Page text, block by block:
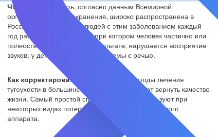
Что это?
Тугоухость, согласно данным Всемирной
организации здравоохранения, широко распространена в
России и мире, и число людей с этим заболеванием каждый
год растет. Это состояние, при котором человек частично или
полностью теряет слух, в результате, нарушается восприятие
звуков, у детей могут быть проблемы с речью.
Как корректировать?
Современные методы лечения
тугоухости в большинстве случаев позволяют вернуть качество
жизни. Самый простой способ, который используют при
некоторых видах потери слуха – установка слухового
аппарата.